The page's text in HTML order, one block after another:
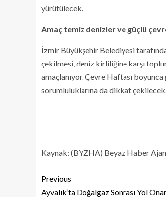
yürütülecek.
Amaç temiz denizler ve güçlü
İzmir Büyükşehir Belediyesi
çekilmesi, deniz kirliliğine karşı
amaçlanıyor. Çevre Haftası
sorumluluklarına da dikkat çekilecek.
Kaynak: (BYZHA) Beyaz Haber
Previous
Ayvalık’ta Doğalgaz Sonrası Yol